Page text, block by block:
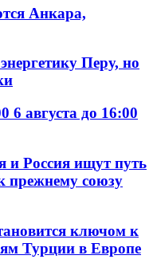
Анкара,
Перу, но
6 августа до 16:00
и Россия ищут путь
прежнему союзу
ключом к
Турции в Европе